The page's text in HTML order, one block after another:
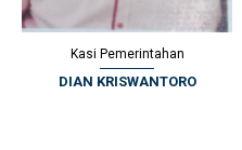
Kasi Pemerintahan
DIAN KRISWANTORO